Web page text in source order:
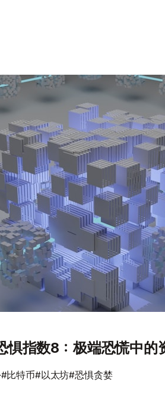
惧指数8：极端恐慌中的
·#比特币#以太坊#恐惧贪婪